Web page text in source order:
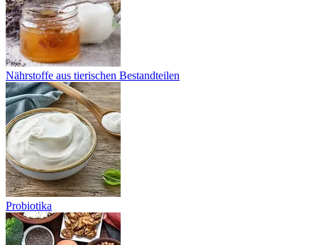
Nährstoffe aus tierischen Bestandteilen
Probiotika